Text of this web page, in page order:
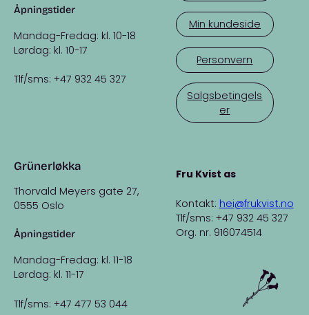
Åpningstider
Mandag-Fredag: kl. 10-18
Lørdag: kl. 10-17
Tlf/sms: +47 932 45 327
Grünerløkka
Thorvald Meyers gate 27,
0555 Oslo
Åpningstider
Mandag-Fredag: kl. 11-18
Lørdag: kl. 11-17
Tlf/sms: +47 477 53 044
Min kundeside
Personvern
Salgsbetingels
er
Fru Kvist as
Kontakt: hei@frukvist.no
Tlf/sms: +47 932 45 327
Org. nr. 916074514